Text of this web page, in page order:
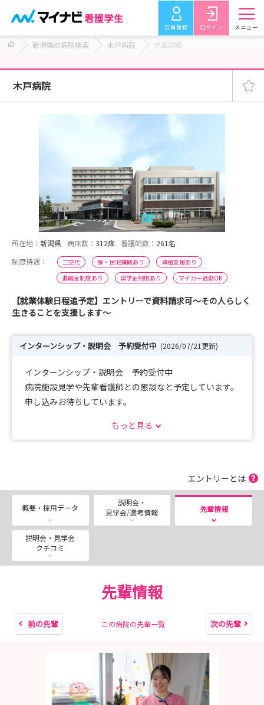
会員登録 ログイン メニュー
新潟県の病院検索 木戸病院 先輩詳細
木戸病院
所在地： 新潟県 病床数： 312床 看護師数： 261名
制度待遇：
二交代 寮・住宅補助あり
資格支援あり
退職金制度あり
奨学金制度あり マイカー通勤OK
【就業体験日程追予定】エントリーで資料請求可～その人らしく
生きることを支援します～
インターンシップ・説明会 予約受付中 (2026/07/21更新)
インターンシップ・説明会 予約受付中
病院施設見学や先輩看護師との懇談なと予定しています。
申し込みお待ちしています。
就業体験～木曜日開催～の8月6、8/20、8/27は予約
枠が上限に達しました。
8/28（金）、9/10（木）に日程を追加いたしまし
皆様のお申込みお待ちいたしております。
もっと見る
エントリーとは
概要・採用データ
説明会・
見学会/選考情報
先輩情報
説明会・見学会
クチコミ
先輩情報
前の先輩 この病院の先輩一覧 次の先輩